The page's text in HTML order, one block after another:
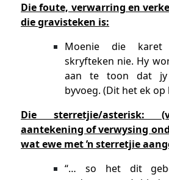
Die foute, verwarring en
die gravisteken is:
Moenie die
skryfteken nie. Hy
aan te toon dat
byvoeg. (Dit het ek
Die sterretjie/asterisk:
aantekening of verwysing
wat ewe met ŉ sterretjie
“… so het dit